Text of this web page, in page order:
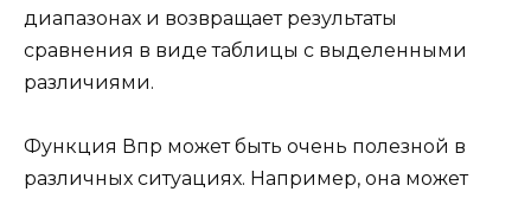
диапазонах и возвращает результаты
сравнения в виде таблицы с выделенными
различиями.
Функция Впр может быть очень полезной в
различных ситуациях. Например, она может